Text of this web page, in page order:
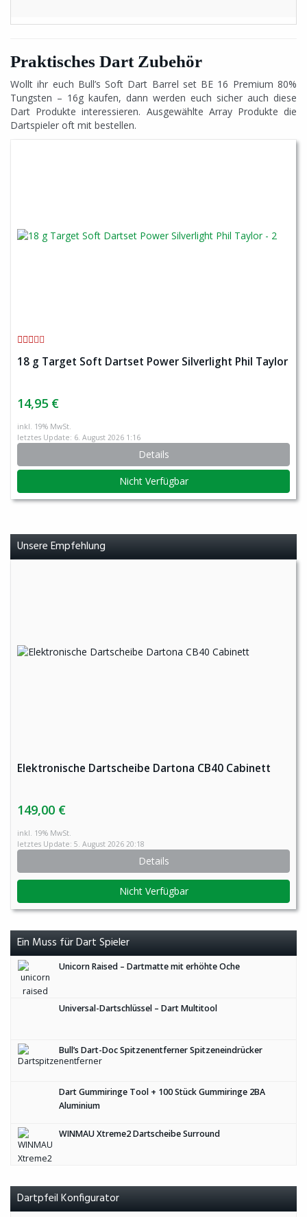
Praktisches Dart Zubehör
Wollt ihr euch Bull’s Soft Dart Barrel set BE 16 Premium 80%
Tungsten – 16g kaufen, dann werden euch sicher auch diese
Dart Produkte interessieren. Ausgewählte Array Produkte die
Dartspieler oft mit bestellen.
18 g Target Soft Dartset Power Silverlight Phil Taylor
14,95 €
inkl. 19% MwSt.
letztes Update: 6. August 2026 1:16
Details
Nicht Verfügbar
Unsere Empfehlung
Elektronische Dartscheibe Dartona CB40 Cabinett
149,00 €
inkl. 19% MwSt.
letztes Update: 5. August 2026 20:18
Details
Nicht Verfügbar
Ein Muss für Dart Spieler
Unicorn Raised – Dartmatte mit erhöhte Oche
Universal-Dartschlüssel – Dart Multitool
Bull’s Dart-Doc Spitzenentferner Spitzeneindrücker
Dart Gummiringe Tool + 100 Stück Gummiringe 2BA
Aluminium
WINMAU Xtreme2 Dartscheibe Surround
Dartpfeil Konfigurator